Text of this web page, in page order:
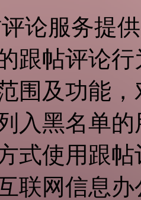
论服务提
跟帖评论
围及功能
入黑名单
式使用跟
联网信息